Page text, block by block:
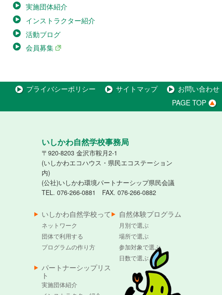
実施団体紹介
インストラクター紹介
活動ブログ
会員募集
プライバシーポリシー サイトマップ
お問い合わせ
PAGE TOP
いしかわ自然学校事務局
〒920-8203 金沢市鞍月2-1
(いしかわエコハウス・県民エコステーション
内)
(公社)いしかわ環境パートナーシップ県民会議
TEL. 076-266-0881 FAX. 076-266-0882
いしかわ自然学校って
ネットワーク
団体で利用する
プログラムの作り方
自然体験プログラム
月別で選ぶ
場所で選ぶ
参加対象で選ぶ
日数で選ぶ
パートナーシップリス
ト
実施団体紹介